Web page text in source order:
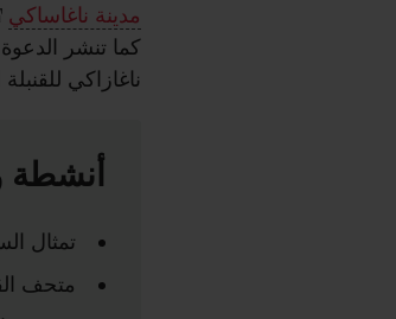
مدينة ناغاساكي
كما تنشر
ناغازاكي
أنشطة
تمثال
متحف